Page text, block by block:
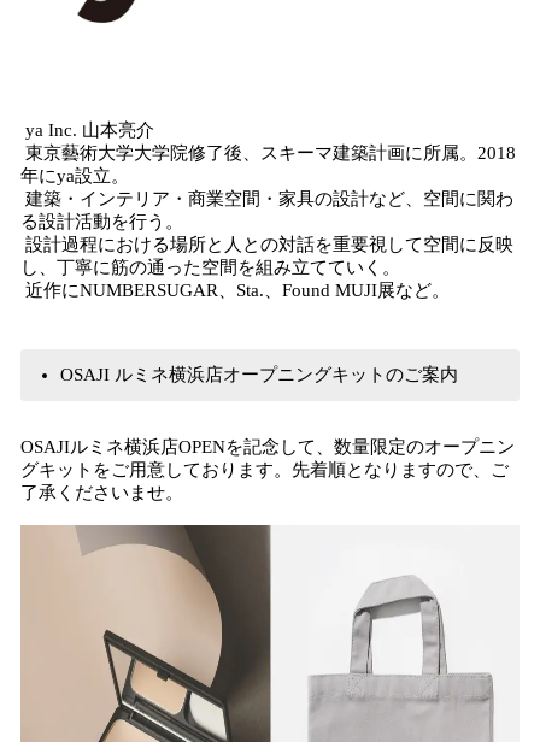
ya Inc. 山本亮介
東京藝術大学大学院修了後、スキーマ建築計画に所属。2018
年にya設立。
建築・インテリア・商業空間・家具の設計など、空間に関わ
る設計活動を行う。
設計過程における場所と人との対話を重要視して空間に反映
し、丁寧に筋の通った空間を組み立てていく。
近作にNUMBERSUGAR、Sta.、Found MUJI展など。
OSAJI ルミネ横浜店オープニングキットのご案内
OSAJIルミネ横浜店OPENを記念して、数量限定のオープニン
グキットをご用意しております。先着順となりますので、ご
了承くださいませ。